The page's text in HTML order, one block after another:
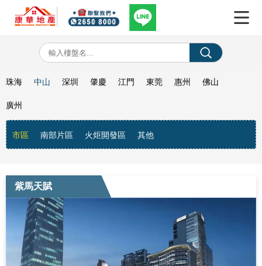
珠海 中山
市區 南部片區 火炬開發區 其他
深圳 肇慶 江門 東莞 惠州 佛山
廣州
紫馬天賦